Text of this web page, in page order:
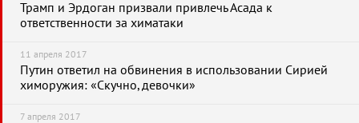
Трамп и Эрдоган призвали привлечь Асада к
ответственности за химатаки
11 апреля 2017
Путин ответил на обвинения в использовании Сирией
химоружия: «Скучно, девочки»
7 апреля 2017